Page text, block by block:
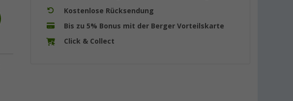
Kostenlose Rücksendung
Bis zu 5% Bonus mit der Berger Vorteilskarte
Click & Collect
UVP 18,49 €
59,99€
UVP 84,99 €